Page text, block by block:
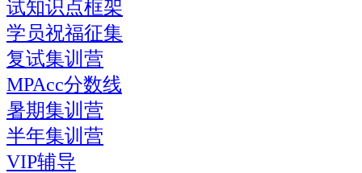
学员祝福征集
复试集训营
MPAcc分数线
暑期集训营
半年集训营
VIP辅导